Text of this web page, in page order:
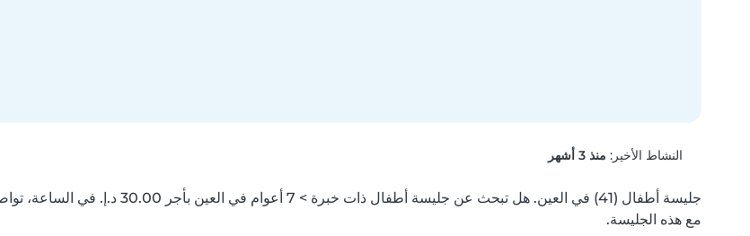
النشاط الأخير: منذ 3 أشهر
مع هذه الجليسة.